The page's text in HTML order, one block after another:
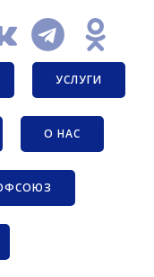
УСЛУГИ
О НАС